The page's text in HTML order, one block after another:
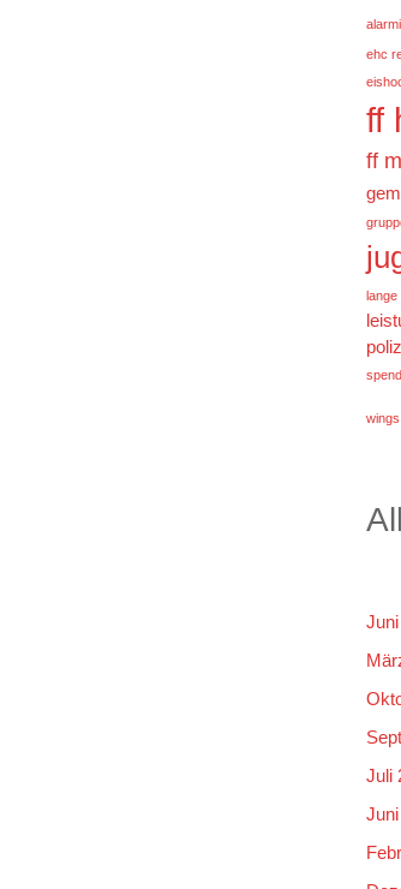
ehc
ff
ff
lange
Juli